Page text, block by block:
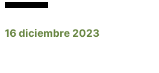
16 diciembre 2023